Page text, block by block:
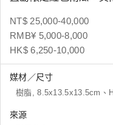
NT$ 25,000-40,000
RMB¥ 5,000-8,000
HK$ 6,250-10,000
媒材／尺寸
樹脂, 8.5x13.5x13.5cm、
來源